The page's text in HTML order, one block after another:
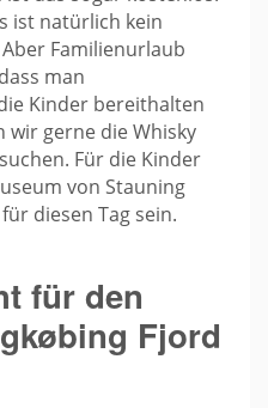
ist natürlich kein
Familienurlaub
man
Kinder bereithalten
wir gerne die Whisky
Für die Kinder
von Stauning
diesen Tag sein.
für den
Fjord